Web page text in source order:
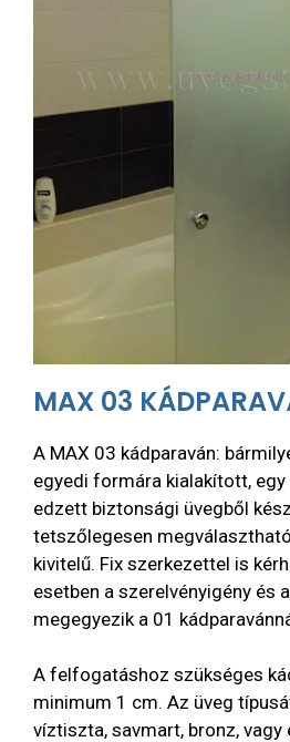
MAX 03
A MAX 03 kádparaván:
egyedi formára kialakított, egy
edzett biztonsági üvegből
tetszőlegesen
kivitelű. Fix szerkezettel is
esetben a szerelvényigény és
megegyezik a 01
A felfogatáshoz szükséges
minimum 1 cm. Az üveg
víztiszta, savmart, bronz,